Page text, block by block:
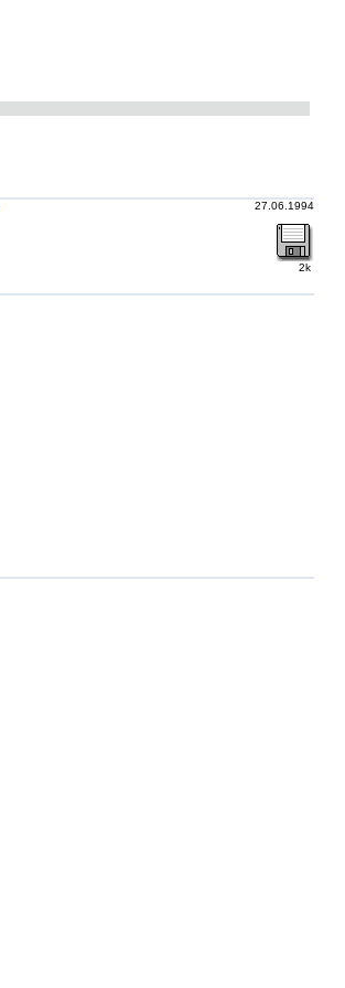
27.06.1994
2k